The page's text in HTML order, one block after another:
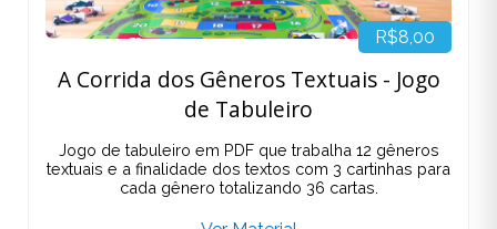
R$8,00
A Corrida dos Gêneros Textuais - Jogo
de Tabuleiro
Jogo de tabuleiro em PDF que trabalha 12 gêneros
textuais e a finalidade dos textos com 3 cartinhas para
cada gênero totalizando 36 cartas.